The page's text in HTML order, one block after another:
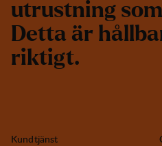
utrustning som
Detta är hållba
riktigt.
Kundtjänst